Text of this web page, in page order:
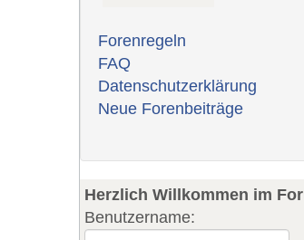
Forenregeln
FAQ
Datenschutzerklärung
Neue Forenbeiträge
Herzlich Willkommen im
Benutzername: